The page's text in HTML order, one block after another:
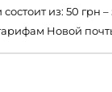
состоит из: 50
Новой